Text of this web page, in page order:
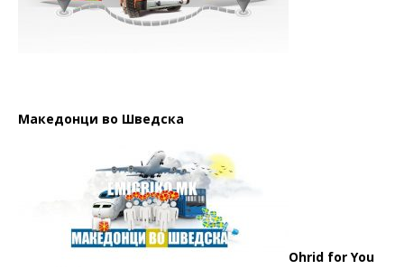
Македонци во Шведска
Ohrid for You